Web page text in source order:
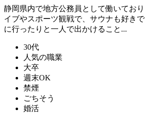
静岡県内で地方公務員として働いてお
イブやスポーツ観戦で、サウナも好き
に行ったりと一人で出かけること...
30代
人気の職業
大卒
週末OK
禁煙
ごちそう
婚活